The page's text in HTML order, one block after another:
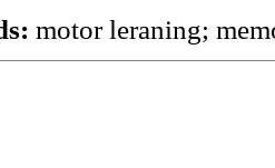
motor leraning;